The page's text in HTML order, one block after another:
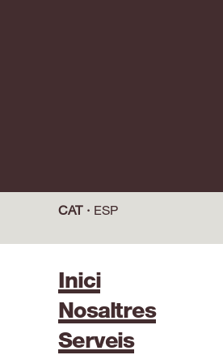
CAT ESP
Inici
Nosaltres
Serveis